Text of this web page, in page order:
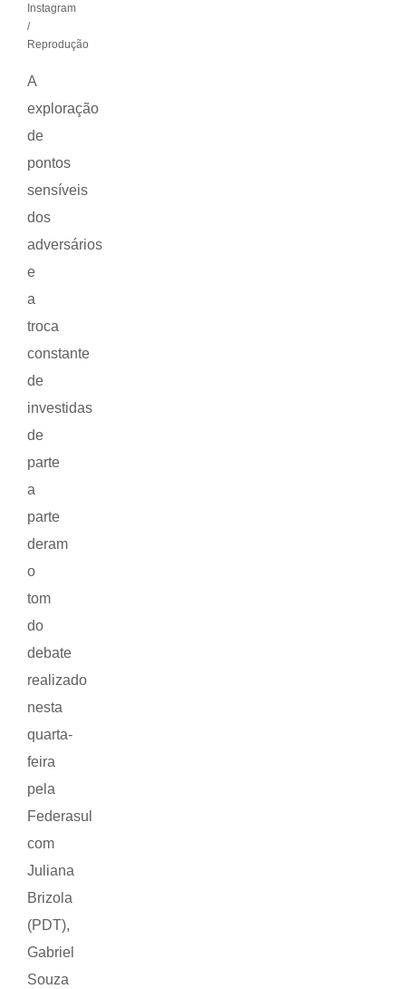
Instagram
/
Reprodução
A
exploração
de
pontos
sensíveis
dos
adversários
e
a
troca
constante
de
investidas
de
parte
a
parte
deram
o
tom
do
debate
realizado
nesta
quarta-
feira
pela
Federasul
com
Juliana
Brizola
(PDT),
Gabriel
Souza